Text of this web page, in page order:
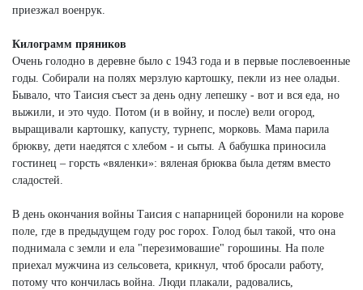
приезжал военрук.
Килограмм пряников
Очень голодно в деревне было с 1943 года и в первые послевоенные
годы. Собирали на полях мерзлую картошку, пекли из нее оладьи.
Бывало, что Таисия съест за день одну лепешку - вот и вся еда, но
выжили, и это чудо. Потом (и в войну, и после) вели огород,
выращивали картошку, капусту, турнепс, морковь. Мама парила
брюкву, дети наедятся с хлебом - и сыты. А бабушка приносила
гостинец – горсть «вяленки»: вяленая брюква была детям вместо
сладостей.
В день окончания войны Таисия с напарницей боронили на корове
поле, где в предыдущем году рос горох. Голод был такой, что она
поднимала с земли и ела "перезимовашие" горошины. На поле
приехал мужчина из сельсовета, крикнул, чтоб бросали работу,
потому что кончилась война. Люди плакали, радовались,